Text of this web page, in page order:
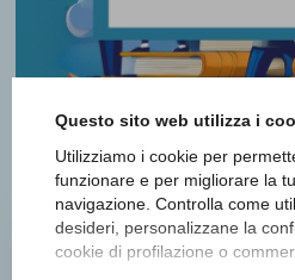
Questo sito web utilizza i
Utilizziamo i cookie per
funzionare e per migliorare la
navigazione. Controlla come
desideri, personalizzane la
cookie di profilazione o
Noi, soggetti